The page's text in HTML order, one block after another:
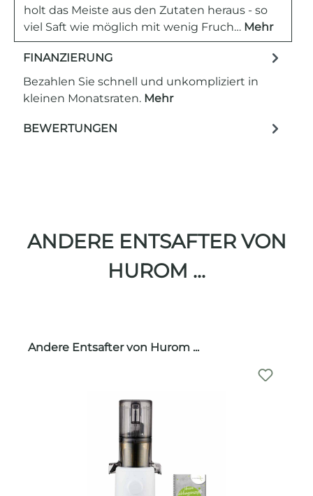
holt das Meiste aus den Zutaten heraus - so
viel Saft wie möglich mit wenig Fruch… Mehr
FINANZIERUNG
Bezahlen Sie schnell und unkompliziert in
kleinen Monatsraten. Mehr
BEWERTUNGEN
ANDERE ENTSAFTER VON
HUROM ...
Produktgalerie überspringen
Andere Entsafter von Hurom ...